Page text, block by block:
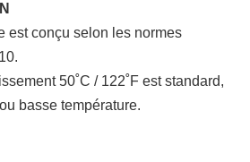
est conçu selon les normes
50˚C / 122˚F est standard,
basse température.